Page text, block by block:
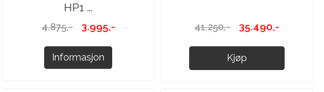
HP1 ...
4.875,- 3.995,-
Informasjon
41.250,- 35.490,-
Kjøp